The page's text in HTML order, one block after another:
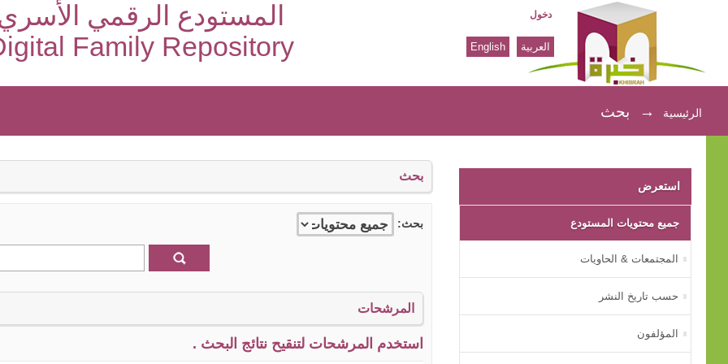
المستودع الرقمي
Family Repository
بحث
دخول
العربية English
الرئيسية → بحث
بحث
بحث:
المرشحات
استخدم المرشحات لتنقيح نتائج البحث .
استعرض
جميع محتويات المستودع
المجتمعات & الحاويات
حسب تاريخ النشر
المؤلفون